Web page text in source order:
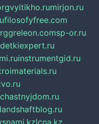
vyitikho.rumirjon.ru
filosofyfree.com
greleon.comsp-or.ru
detkiexpert.ru
instrumentgid.ru
chastnyjdom.ru
landshaftblog.ru
lcna.kz